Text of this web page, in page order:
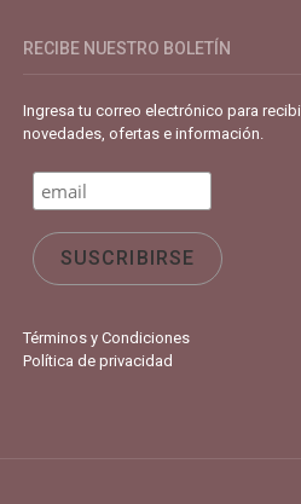
RECIBE NUESTRO BOLETÍN
Ingresa tu correo electrónico para
novedades, ofertas e información.
Términos y Condiciones
Política de privacidad